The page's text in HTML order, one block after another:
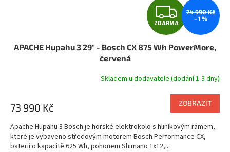
Z
D
A
R
M
A
ZDARMA
74 990 Kč
–1 %
APACHE Hupahu 3 29" - Bosch CX 875 Wh PowerMore,
červená
Skladem u dodavatele (dodání 1-3 dny)
73 990 Kč ZOBRAZIT
Apache Hupahu 3 Bosch je horské elektrokolo s hliníkovým rámem,
které je vybaveno středovým motorem Bosch Performance CX,
baterií o kapacitě 625 Wh, pohonem Shimano 1x12,...